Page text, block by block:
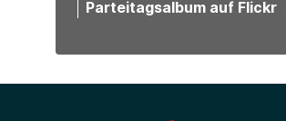
Parteitagsalbum auf Flickr